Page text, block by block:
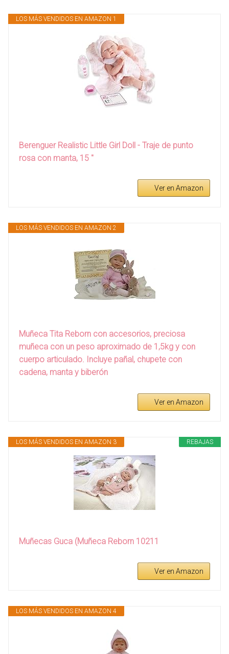
LOS MÁS VENDIDOS EN AMAZON 1
Berenguer Realistic Little Girl Doll - Traje de punto
rosa con manta, 15 "
Ver en Amazon
LOS MÁS VENDIDOS EN AMAZON 2
Muñeca Tita Reborn con accesorios, preciosa
muñeca con un peso aproximado de 1,5kg y con
cuerpo articulado. Incluye pañal, chupete con
cadena, manta y biberón
Ver en Amazon
REBAJAS
LOS MÁS VENDIDOS EN AMAZON 3
Muñecas Guca (Muñeca Reborn 10211
Ver en Amazon
LOS MÁS VENDIDOS EN AMAZON 4